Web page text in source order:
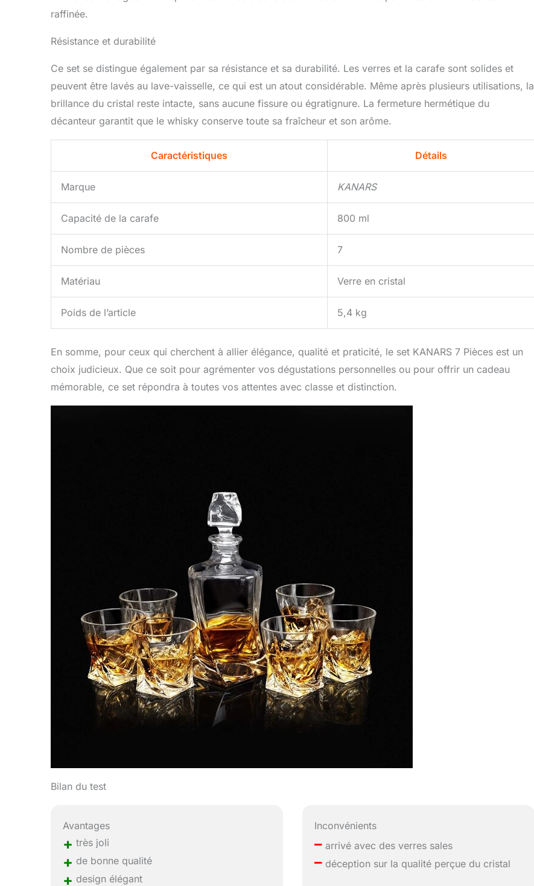
raffinée.
Résistance et durabilité
Ce set se distingue également par sa résistance et sa durabilité. Les verres et la carafe sont solides et
peuvent être lavés au lave-vaisselle, ce qui est un atout considérable. Même après plusieurs utilisations, la
brillance du cristal reste intacte, sans aucune fissure ou égratignure. La fermeture hermétique du
décanteur garantit que le whisky conserve toute sa fraîcheur et son arôme.
Caractéristiques Détails
Marque KANARS
Capacité de la carafe 800 ml
Nombre de pièces 7
Matériau Verre en cristal
Poids de l’article 5,4 kg
En somme, pour ceux qui cherchent à allier élégance, qualité et praticité, le set KANARS 7 Pièces est un
choix judicieux. Que ce soit pour agrémenter vos dégustations personnelles ou pour offrir un cadeau
mémorable, ce set répondra à toutes vos attentes avec classe et distinction.
Bilan du test
Avantages
+ très joli
+ de bonne qualité
+ design élégant
Inconvénients
– arrivé avec des verres sales
– déception sur la qualité perçue du cristal